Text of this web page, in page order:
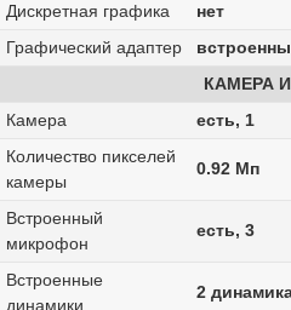
Дискретная графика
нет
Графический адаптер
КАМЕРА
Камера
есть, 1
Количество пикселей
камеры
0.92 Мп
Встроенный
микрофон
есть, 3
Встроенные
динамики
2